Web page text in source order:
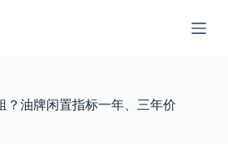
？油牌闲置指标一年、三年价